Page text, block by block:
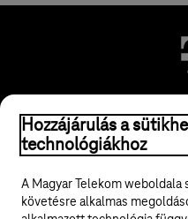
© 2026 Magyar Telekom Nyrt.
ÁSZF
Hozzájárulás a
technológiákhoz
A Magyar Telekom
követésre alkalmas